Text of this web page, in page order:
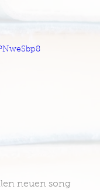
neuen song